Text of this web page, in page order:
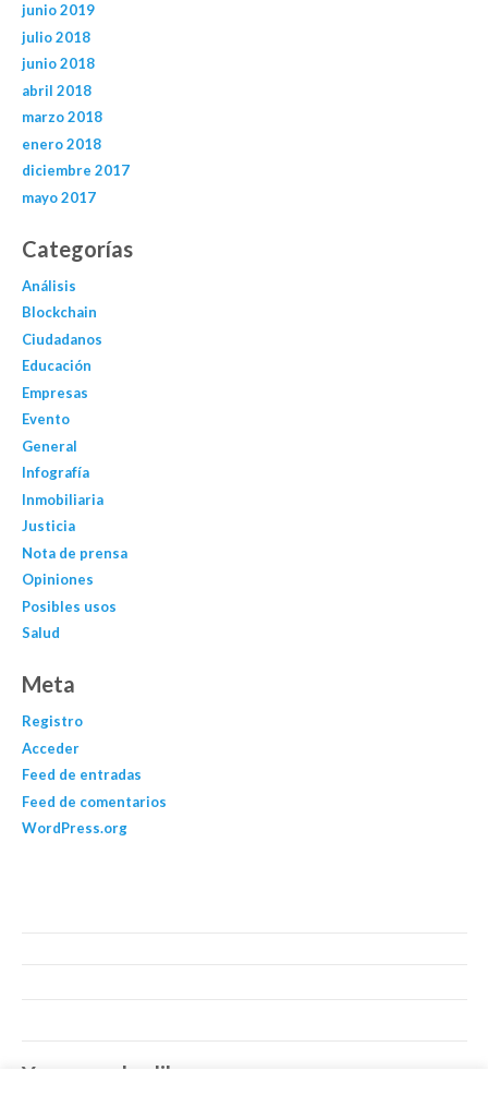
junio 2019
julio 2018
junio 2018
abril 2018
marzo 2018
enero 2018
diciembre 2017
mayo 2017
Categorías
Análisis
Blockchain
Ciudadanos
Educación
Empresas
Evento
General
Infografía
Inmobiliaria
Justicia
Nota de prensa
Opiniones
Posibles usos
Salud
Meta
Registro
Acceder
Feed de entradas
Feed de comentarios
WordPress.org
You may also like…